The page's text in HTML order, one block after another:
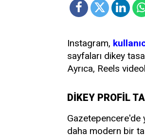
Instagram,
sayfaları dikey
Ayrıca, Reels
DİKEY PROFİL
Gazetepencere'de
daha modern bir